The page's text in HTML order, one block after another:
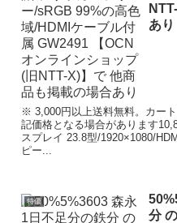
あり
※ 3,000円以上送料無料。カー
記価格となる場合があります
スプレイ 23.8型/1920×1080/
ピー...
特価
分